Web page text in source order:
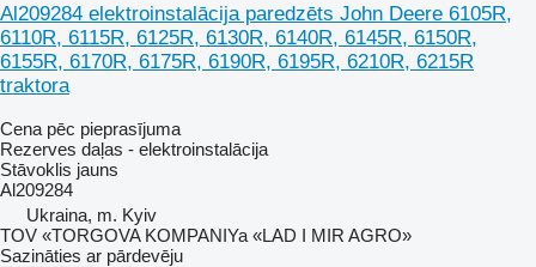
Al209284 elektroinstalācija paredzēts John Deere 6105R,
6110R, 6115R, 6125R, 6130R, 6140R, 6145R, 6150R,
6155R, 6170R, 6175R, 6190R, 6195R, 6210R, 6215R
traktora
Cena pēc pieprasījuma
Rezerves daļas - elektroinstalācija
Stāvoklis jauns
Al209284
Ukraina, m. Kyiv
TOV «TORGOVA KOMPANIYa «LAD I MIR AGRO»
Sazināties ar pārdevēju